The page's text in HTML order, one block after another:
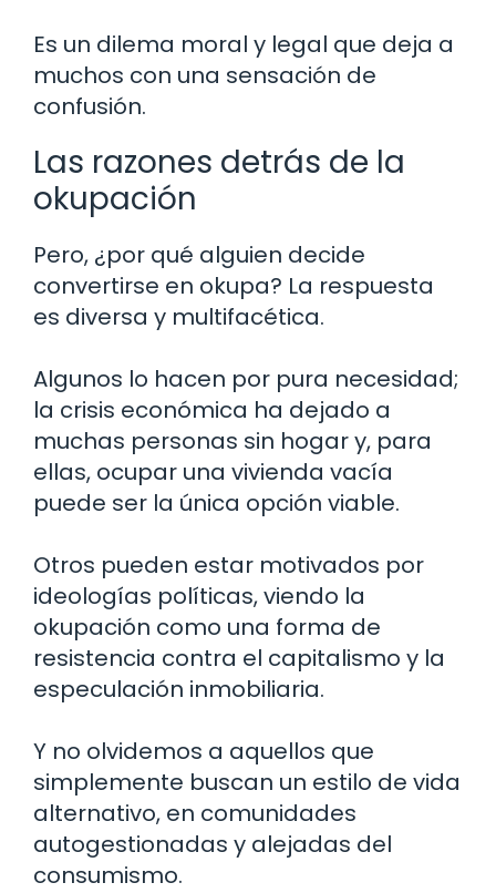
Es un dilema moral y legal que deja a
muchos con una sensación de
confusión.
Las razones detrás de la
okupación
Pero, ¿por qué alguien decide
convertirse en okupa? La respuesta
es diversa y multifacética.
Algunos lo hacen por pura necesidad;
la crisis económica ha dejado a
muchas personas sin hogar y, para
ellas, ocupar una vivienda vacía
puede ser la única opción viable.
Otros pueden estar motivados por
ideologías políticas, viendo la
okupación como una forma de
resistencia contra el capitalismo y la
especulación inmobiliaria.
Y no olvidemos a aquellos que
simplemente buscan un estilo de vida
alternativo, en comunidades
autogestionadas y alejadas del
consumismo.